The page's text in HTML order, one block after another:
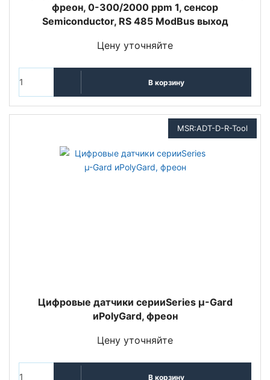
фреон, 0-300/2000 ppm 1, сенсор
Semiconductor, RS 485 ModBus выход
Цену уточняйте
В корзину
MSR:ADT-D-R-Tool
Цифровые датчики серииSeries µ-Gard
иPolyGard, фреон
Цену уточняйте
В корзину